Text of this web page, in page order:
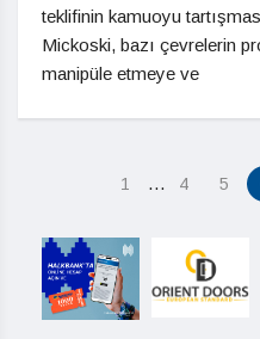
teklifinin kamuoyu
Mickoski, bazı çevrelerin
manipüle etmeye ve
1 … 4 5